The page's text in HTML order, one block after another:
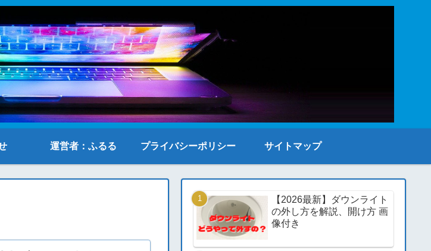
運営者：ふるる プライバシーポリシー サイトマップ
【2026最新】ダウンライト
の外し方を解説、開け方 画
像付き